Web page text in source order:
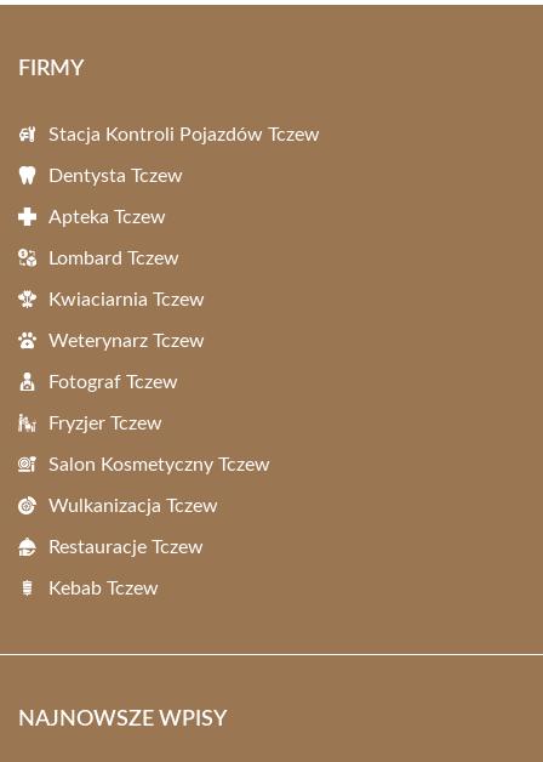
FIRMY
Stacja Kontroli Pojazdów Tczew
Dentysta Tczew
Apteka Tczew
Lombard Tczew
Kwiaciarnia Tczew
Weterynarz Tczew
Fotograf Tczew
Fryzjer Tczew
Salon Kosmetyczny Tczew
Wulkanizacja Tczew
Restauracje Tczew
Kebab Tczew
NAJNOWSZE WPISY